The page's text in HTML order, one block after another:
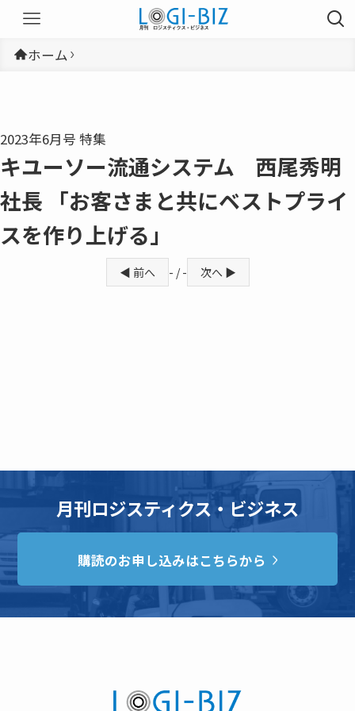
ホーム
2023年6月号 特集
キユーソー流通システム 西尾秀明
社長 「お客さまと共にベストプライ
スを作り上げる」
◀ 前へ - / - 次へ ▶
月刊ロジスティクス・ビジネス
購読のお申し込みはこちらから